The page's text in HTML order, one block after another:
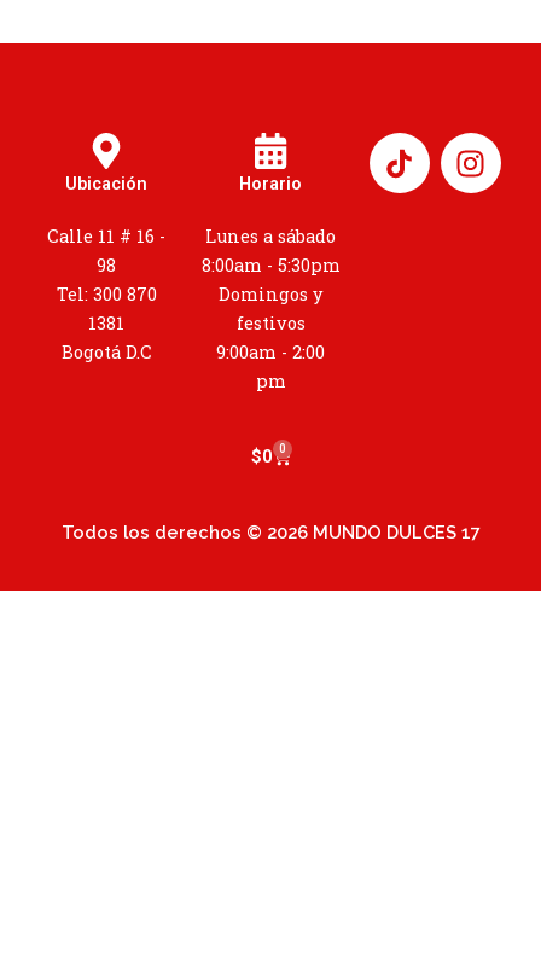
Ubicación
Calle 11 # 16 -
98
Tel: 300 870
1381
Bogotá D.C
Horario
Lunes a sábado
8:00am - 5:30pm
Domingos y
festivos
9:00am - 2:00
pm
I
n
s
$0 0
Cart
Todos los derechos © 2026 MUNDO DULCES 17